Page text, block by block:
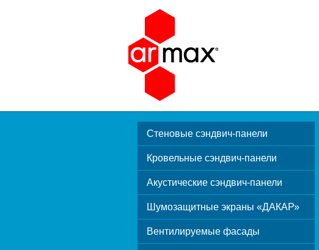
Стеновые сэндвич-панели
Кровельные сэндвич-панели
Акустические сэндвич-панели
Шумозащитные экраны «ДАКАР»
Вентилируемые фасады